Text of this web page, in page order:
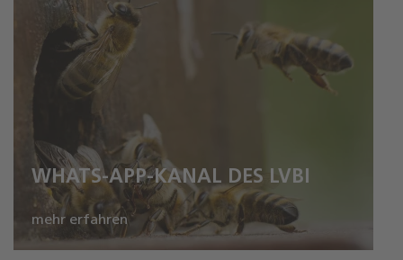
WHATS-APP-KANAL DES LVBI
mehr erfahren